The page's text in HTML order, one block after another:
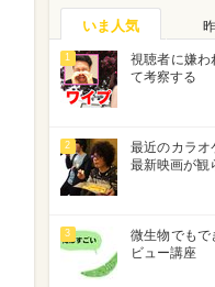
いま人気
1
視聴者に嫌わ
て考察する
2
最近のカラオ
最新映画が観
3
微生物でもで
ビュー講座